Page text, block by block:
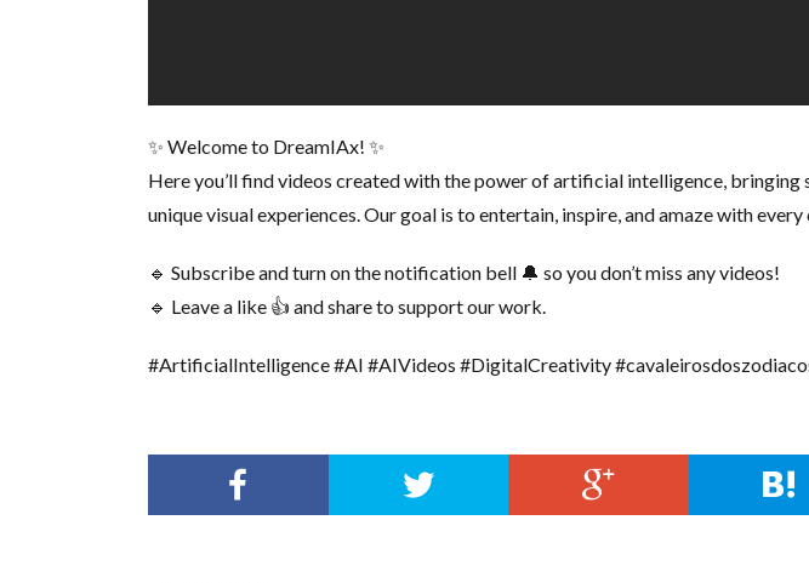
✨ Welcome to DreamIAx! ✨
Here you’ll find videos created with the power of artificial intelligence, bringing
unique visual experiences. Our goal is to entertain, inspire, and amaze with every
🔹 Subscribe and turn on the notification bell 🔔 so you don’t miss any videos!
🔹 Leave a like 👍 and share to support our work.
#ArtificialIntelligence #AI #AIVideos #DigitalCreativity